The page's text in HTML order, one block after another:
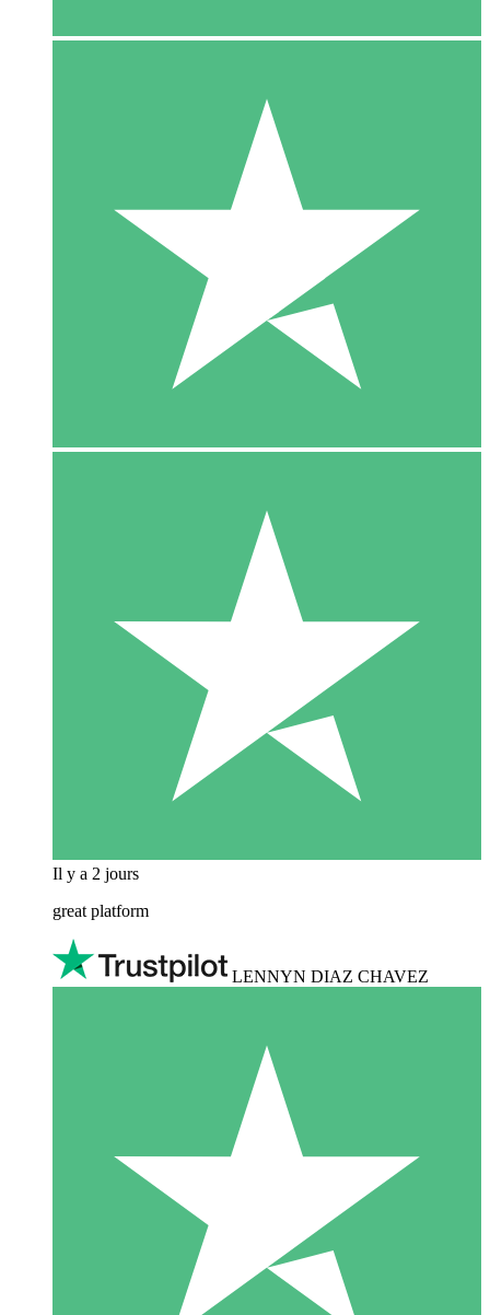
Il y a 2 jours
great platform
LENNYN DIAZ CHAVEZ